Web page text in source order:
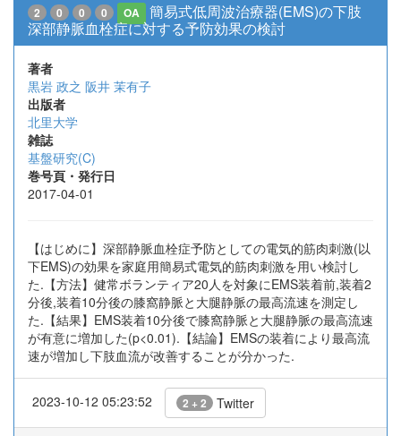
2 0 0 0 OA
簡易式低周波治療器(EMS)の下肢
深部静脈血栓症に対する予防効果の検討
著者
黒岩 政之 阪井 茉有子
出版者
北里大学
雑誌
基盤研究(C)
巻号頁・発行日
2017-04-01
【はじめに】深部静脈血栓症予防としての電気的筋肉刺激(以
下EMS)の効果を家庭用簡易式電気的筋肉刺激を用い検討し
た.【方法】健常ボランティア20人を対象にEMS装着前,装着2
分後,装着10分後の膝窩静脈と大腿静脈の最高流速を測定し
た.【結果】EMS装着10分後で膝窩静脈と大腿静脈の最高流速
が有意に増加した(p<0.01).【結論】EMSの装着により最高流
速が増加し下肢血流が改善することが分かった.
2023-10-12 05:23:52 2 + 2 Twitter